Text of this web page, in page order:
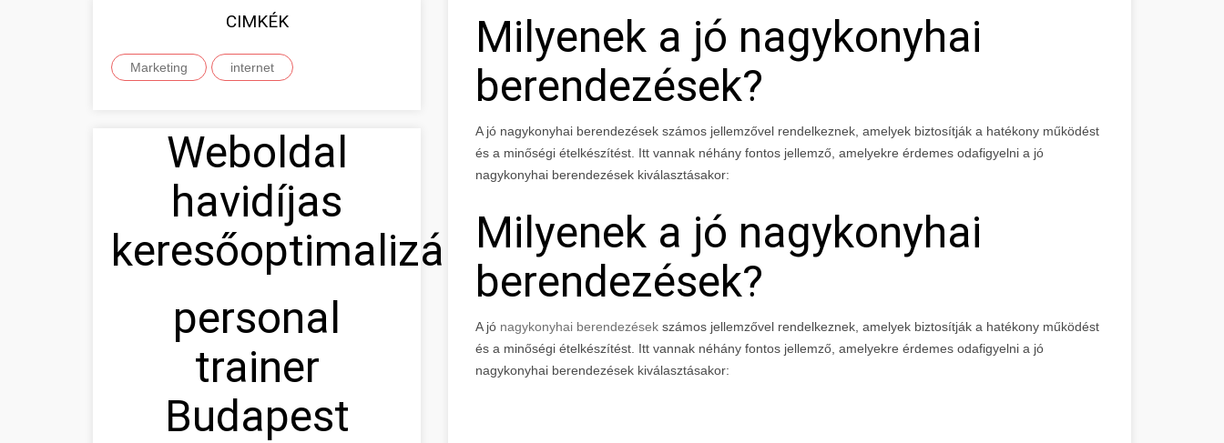
CIMKÉK
Marketing internet
Weboldal
havidíjas
keresőoptimalizálás
personal
trainer
Budapest
Milyenek a jó nagykonyhai
berendezések?
A jó nagykonyhai berendezések számos jellemzővel rendelkeznek, amelyek biztosítják a hatékony működést
és a minőségi ételkészítést. Itt vannak néhány fontos jellemző, amelyekre érdemes odafigyelni a jó
nagykonyhai berendezések kiválasztásakor:
Milyenek a jó nagykonyhai
berendezések?
A jó nagykonyhai berendezések számos jellemzővel rendelkeznek, amelyek biztosítják a hatékony működést
és a minőségi ételkészítést. Itt vannak néhány fontos jellemző, amelyekre érdemes odafigyelni a jó
nagykonyhai berendezések kiválasztásakor: